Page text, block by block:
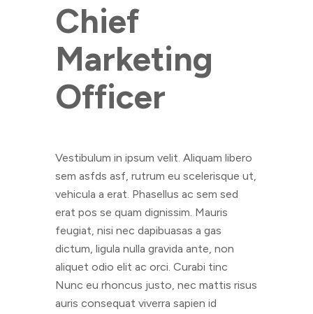
Chief
Marketing
Officer
Vestibulum in ipsum velit. Aliquam libero
sem asfds asf, rutrum eu scelerisque ut,
vehicula a erat. Phasellus ac sem sed
erat pos se quam dignissim. Mauris
feugiat, nisi nec dapibuasas a gas
dictum, ligula nulla gravida ante, non
aliquet odio elit ac orci. Curabi tinc
Nunc eu rhoncus justo, nec mattis risus
auris consequat viverra sapien id